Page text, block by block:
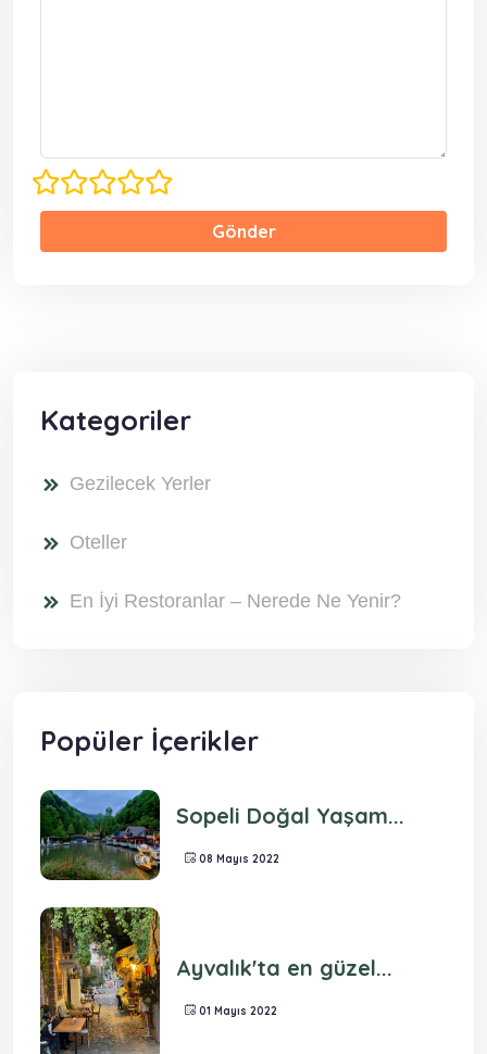
Gönder
Kategoriler
Gezilecek Yerler
Oteller
En İyi Restoranlar – Nerede Ne Yenir?
Popüler İçerikler
Sopeli Doğal Yaşam...
08 Mayıs 2022
Ayvalık'ta en güzel...
01 Mayıs 2022